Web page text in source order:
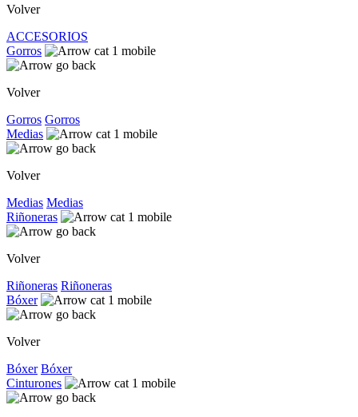
Volver
ACCESORIOS
Gorros
Volver
Gorros Gorros
Medias
Volver
Medias Medias
Riñoneras
Volver
Riñoneras Riñoneras
Bóxer
Volver
Bóxer Bóxer
Cinturones